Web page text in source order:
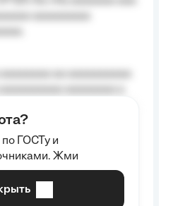
a aaa
aaaaaa
aaaaaa
ГОСТу и
Жми